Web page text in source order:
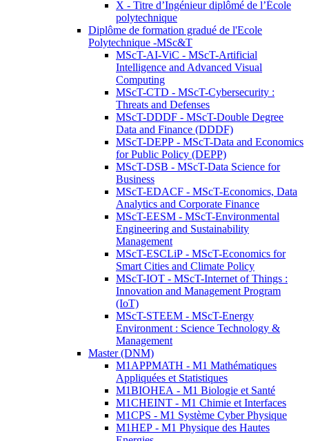
X - Titre d’Ingénieur diplômé de l’École
polytechnique
Diplôme de formation gradué de l'Ecole
Polytechnique -MSc&T
MScT-AI-ViC - MScT-Artificial
Intelligence and Advanced Visual
Computing
MScT-CTD - MScT-Cybersecurity :
Threats and Defenses
MScT-DDDF - MScT-Double Degree
Data and Finance (DDDF)
MScT-DEPP - MScT-Data and Economics
for Public Policy (DEPP)
MScT-DSB - MScT-Data Science for
Business
MScT-EDACF - MScT-Economics, Data
Analytics and Corporate Finance
MScT-EESM - MScT-Environmental
Engineering and Sustainability
Management
MScT-ESCLiP - MScT-Economics for
Smart Cities and Climate Policy
MScT-IOT - MScT-Internet of Things :
Innovation and Management Program
(IoT)
MScT-STEEM - MScT-Energy
Environment : Science Technology &
Management
Master (DNM)
M1APPMATH - M1 Mathématiques
Appliquées et Statistiques
M1BIOHEA - M1 Biologie et Santé
M1CHEINT - M1 Chimie et Interfaces
M1CPS - M1 Système Cyber Physique
M1HEP - M1 Physique des Hautes